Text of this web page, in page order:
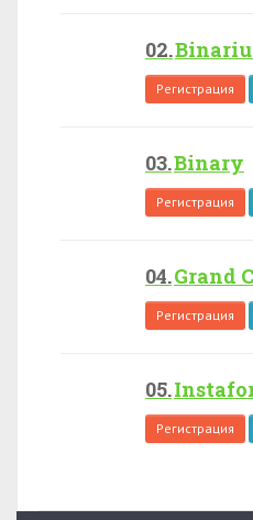
Регистрация
Binary
Регистрация
Grand
Регистрация
Регистрация